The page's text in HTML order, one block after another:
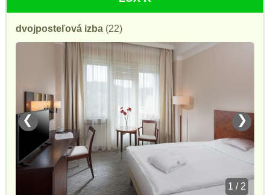
dvojposteľová izba (22)
❮ ❯
1 / 2